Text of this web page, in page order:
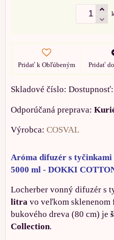
Pridať k Obľúbeným Pridať
Skladové číslo: Dostupnosť:
Výrobca: COSVAL
Aróma difuzér s
5000 ml - DOKKI
Locherber vonný difuzér s
litra vo veľkom
bukového dreva (80 cm) je
Collection.